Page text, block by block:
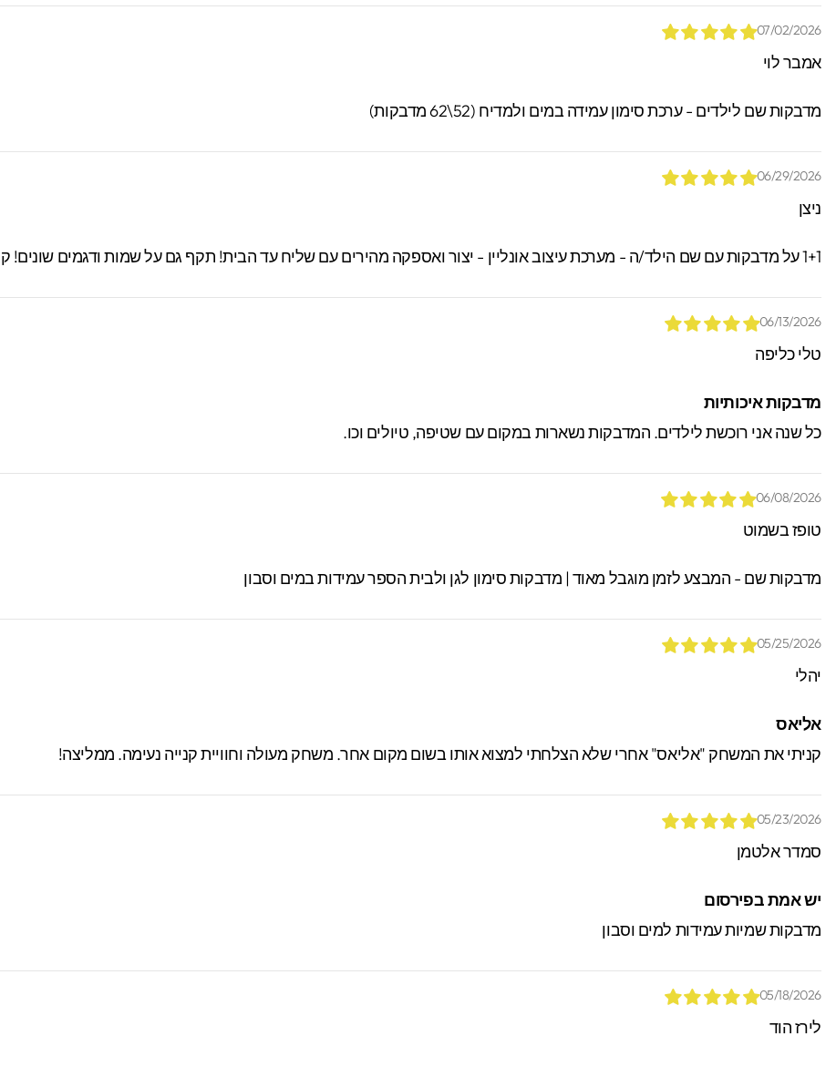
07/02/2026
אמבר לוי
מדבקות שם לילדים - ערכת סימון עמידה במים ולמדיח (52\62 מדבקות)
06/29/2026
ניצן
1+1 על מדבקות עם שם הילד/ה - מערכת עיצוב אונליין - יצור ואספקה מהירים עם שליח עד הבית! תקף גם על שמות ודגמים שונים! קוד הנחה " 1234 "
06/13/2026
טלי כליפה
מדבקות איכותיות
כל שנה אני רוכשת לילדים. המדבקות נשארות במקום עם שטיפה, טיולים וכו.
06/08/2026
טופז בשמוט
מדבקות שם - המבצע לזמן מוגבל מאוד | מדבקות סימון לגן ולבית הספר עמידות במים וסבון
05/25/2026
יהלי
אליאס
קניתי את המשחק "אליאס" אחרי שלא הצלחתי למצוא אותו בשום מקום אחר. משחק מעולה וחוויית קנייה נעימה. ממליצה!
05/23/2026
סמדר אלטמן
יש אמת בפירסום
מדבקות שמיות עמידות למים וסבון
05/18/2026
לירז הוד